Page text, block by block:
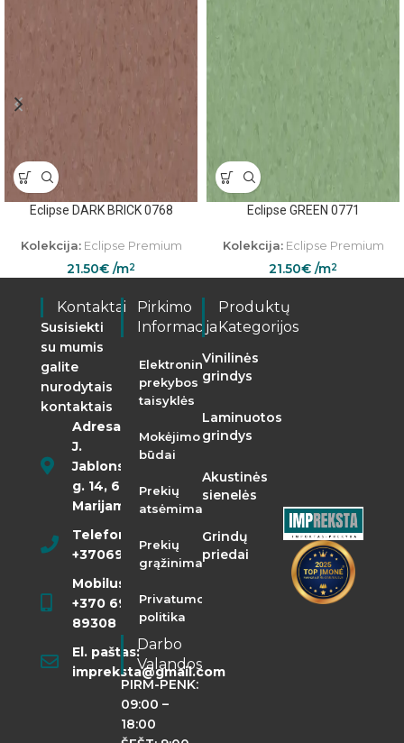
Eclipse DARK BRICK 0768
Kolekcija:Eclipse Premium
21.50€ /m2
Eclipse GREEN 0771
Kolekcija:Eclipse Premium
21.50€ /m2
Kontaktai
Susisiekti
su mumis
galite
nurodytais
kontaktais
Adresas:
J.
Jablonskio
g. 14, 68290
Marijampolė
Telefonas:
+37069855400
Mobilusis:
+370 698
89308
El. paštas:
impreksta@gmail.com
Pirkimo
Informacija
Elektroninės
prekybos
taisyklės
Mokėjimo
būdai
Prekių
atsėmimas
Prekių
grąžinimas
Privatumo
politika
Darbo
Valandos
PIRM-PENK:
09:00 –
18:00
Produktų
Kategorijos
Vinilinės
grindys
Laminuotos
grindys
Akustinės
sienelės
Grindų
priedai